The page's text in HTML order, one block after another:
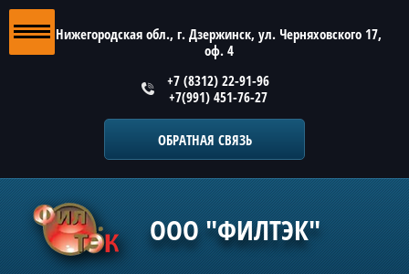
Нижегородская обл., г. Дзержинск, ул. Черняховского 17,
оф. 4
+7 (8312) 22-91-96
+7(991) 451-76-27
ОБРАТНАЯ СВЯЗЬ
ООО "ФИЛТЭК"